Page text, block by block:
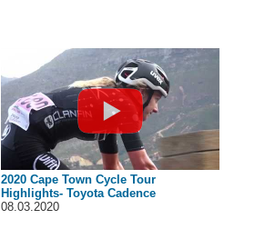
2020 Cape Town Cycle Tour
Highlights- Toyota Cadence
08.03.2020